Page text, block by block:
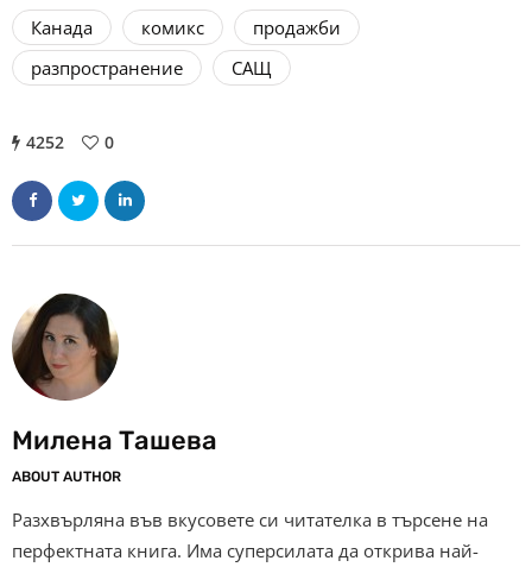
Канада комикс
продажби
разпространение
САЩ
4252 0
Милена Ташева
ABOUT AUTHOR
Разхвърляна във вкусовете си читателка в търсене на
перфектната книга. Има суперсилата да открива най-